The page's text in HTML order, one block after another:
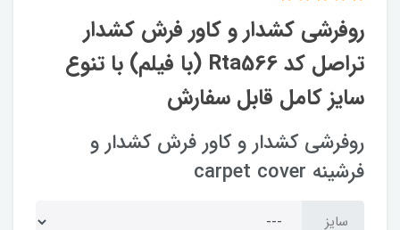
روفرشی کشدار و کاور فرش کشدار
تراصل کد Rta566 (با فیلم) با تنوع
سایز کامل قابل سفارش
روفرشی کشدار و کاور فرش کشدار و
فرشینه carpet cover
سایز